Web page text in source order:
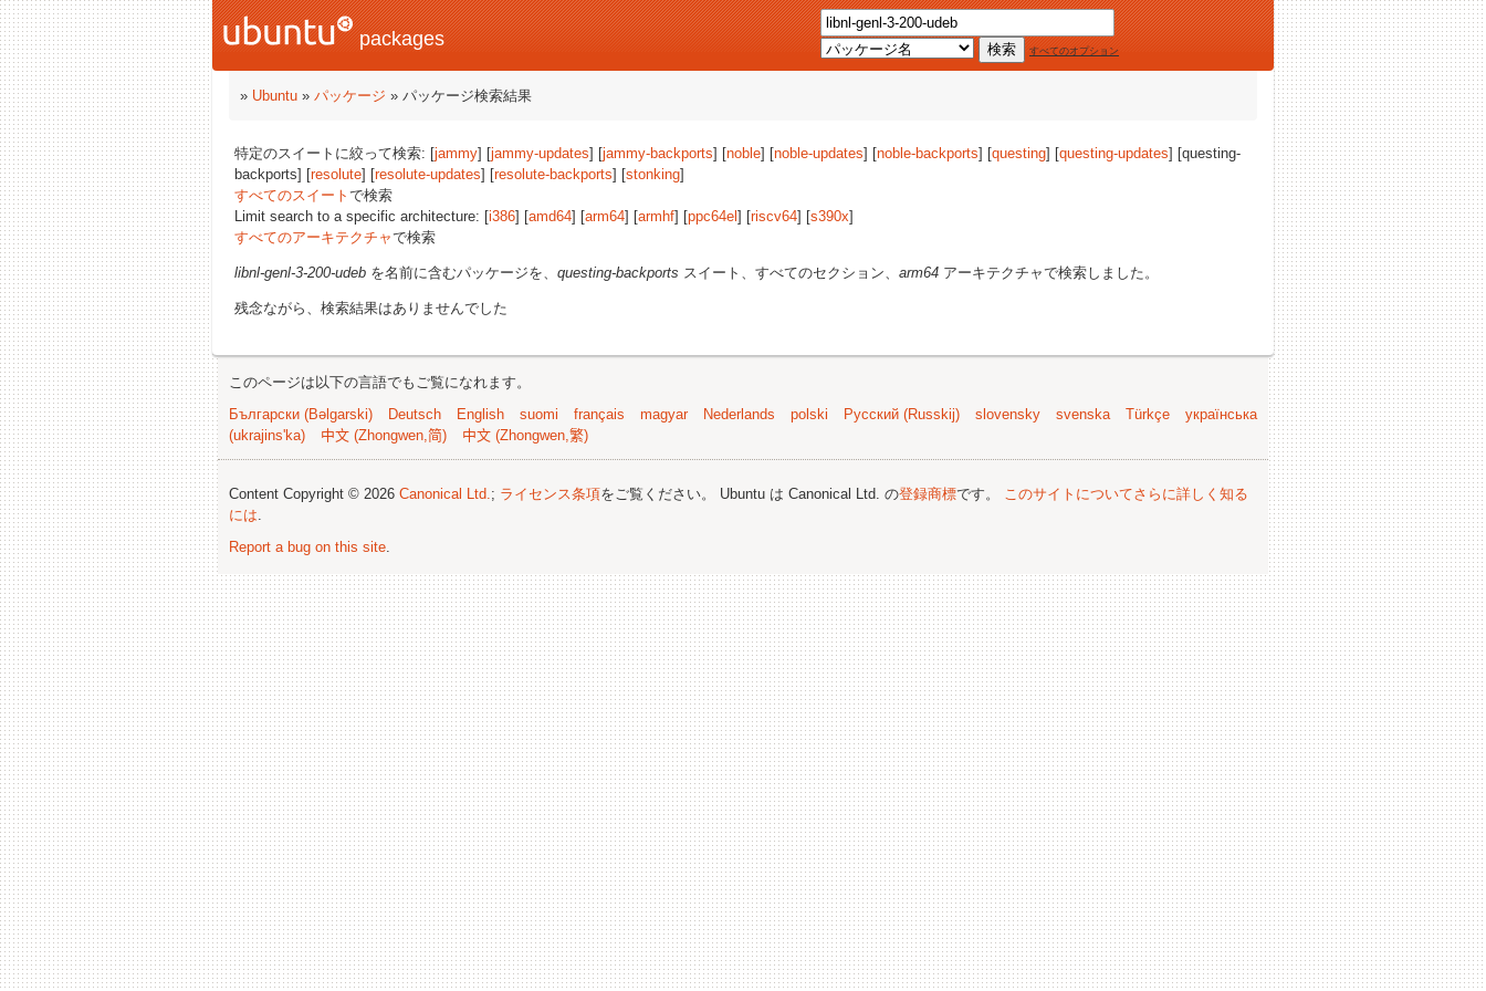
packages
すべてのオプション
» Ubuntu » パッケージ » パッケージ検索結果
特定のスイートに絞って検索: [jammy] [jammy-updates] [jammy-backports] [noble] [noble-updates] [noble-backports] [questing] [questing-updates] [questing-
backports] [resolute] [resolute-updates] [resolute-backports] [stonking]
すべてのスイート で検索
Limit search to a specific architecture: [i386] [amd64] [arm64] [armhf] [ppc64el ] [riscv64] [s390x]
すべてのアーキテクチャで検索
libnl-genl-3-200-udeb を名前に含むパッケージを、 questing-backports スイート、すべてのセクション、 arm64 アーキテクチャで検索しました。
残念ながら、検索結果はありませんでした
このページは以下の言語でもご覧になれます。
Български (Bəlgarski)
Deutsch English suomi français magyar Nederlands polski Русский (Russkij) slovensky svenska Türkçe
українська
(ukrajins'ka)
中文 (Zhongwen,简) 中文 (Zhongwen,繁)
Content Copyright © 2026 Canonical Ltd.; ライセンス条項をご覧ください。 Ubuntu は Canonical Ltd. の登録商標です。 このサイトについてさらに詳しく知る
には.
Report a bug on this site.